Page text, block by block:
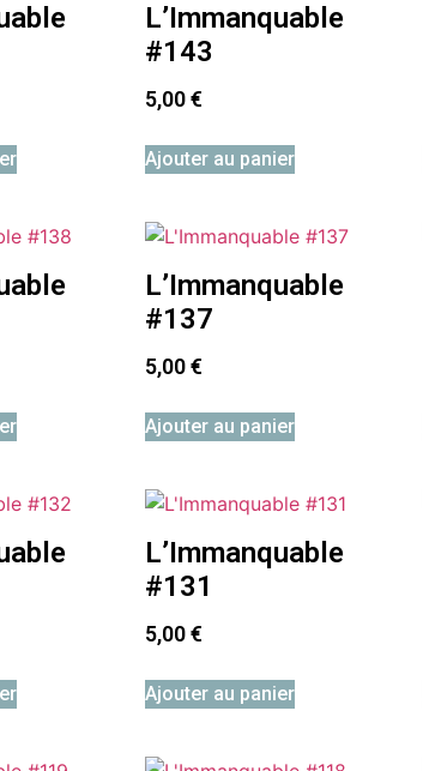
L’Immanquable
#143
5,00€
Ajouter au panier
L’Immanquable
#137
5,00€
Ajouter au panier
L’Immanquable
#131
5,00€
Ajouter au panier